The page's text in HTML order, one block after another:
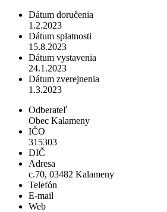
Dátum doručenia
1.2.2023
Dátum splatnosti
15.8.2023
Dátum vystavenia
24.1.2023
Dátum zverejnenia
1.3.2023
Odberateľ
Obec Kalameny
IČO
315303
DIČ
Adresa
c.70, 03482 Kalameny
Telefón
E-mail
Web